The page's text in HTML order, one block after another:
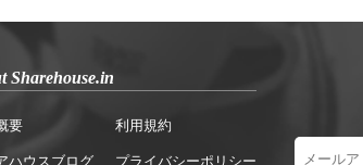
Sharehouse.in
要
ハウスブログ
利用規約
プライバシーポリシー